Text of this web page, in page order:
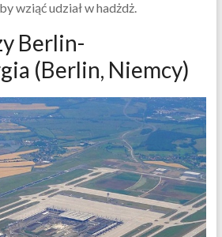
wziąć udział w hadżdż.
Berlin-
(Berlin, Niemcy)